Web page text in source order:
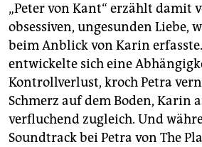
„Peter von Kant“ erzählt damit
obsessiven, ungesunden Liebe,
beim Anblick von Karin
entwickelte sich eine
Kontrollverlust, kroch Petra
Schmerz auf dem Boden, Karin
verfluchend zugleich. Und
Soundtrack bei Petra von The